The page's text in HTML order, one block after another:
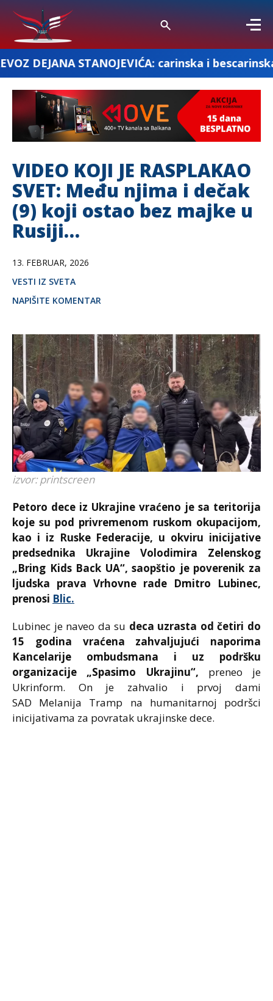
STANOJEVIĆA: carinska i bescarinska roba
VIDEO KOJI JE RASPLAKAO
SVET: Među njima i dečak
(9) koji ostao bez majke u
Rusiji…
13. FEBRUAR, 2026
VESTI IZ SVETA
NAPIŠITE KOMENTAR
izvor: printscreen
Petoro dece iz Ukrajine vraćeno je sa teritorija
koje su pod privremenom ruskom okupacijom,
kao i iz Ruske Federacije, u okviru inicijative
predsednika Ukrajine Volodimira Zelenskog
„Bring Kids Back UA“, saopštio je poverenik za
ljudska prava Vrhovne rade Dmitro Lubinec,
prenosi Blic.
Lubinec je naveo da su deca uzrasta od četiri do
15 godina vraćena zahvaljujući naporima
Kancelarije ombudsmana i uz podršku
organizacije „Spasimo Ukrajinu“, preneo je
Ukrinform. On je zahvalio i prvoj dami
SAD Melanija Tramp na humanitarnoj podršci
inicijativama za povratak ukrajinske dece.